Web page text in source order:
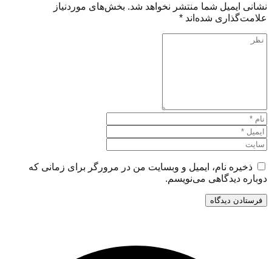
نشانی ایمیل شما منتشر نخواهد شد. بخش‌های موردنیاز
علامت‌گذاری شده‌اند *
ذخیره نام، ایمیل و وبسایت من در مرورگر برای زمانی که
دوباره دیدگاهی می‌نویسم.